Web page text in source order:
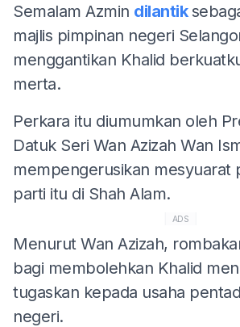
Semalam Azmin dilantik
majlis pimpinan negeri
menggantikan Khalid
merta.
Perkara itu diumumkan oleh
Datuk Seri Wan Azizah Wan
mempengerusikan mesyuarat
parti itu di Shah Alam.
ADS
Menurut Wan Azizah,
bagi membolehkan Khalid
tugaskan kepada usaha
negeri.